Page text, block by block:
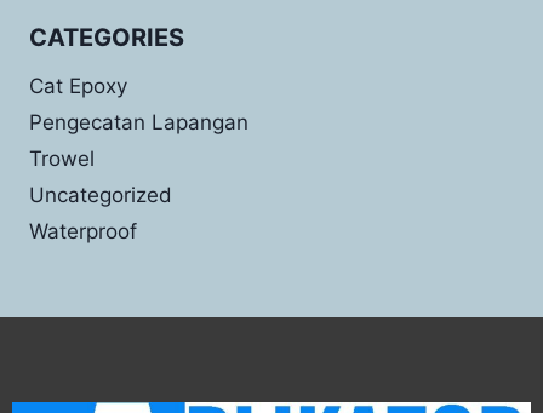
CATEGORIES
Cat Epoxy
Pengecatan Lapangan
Trowel
Uncategorized
Waterproof